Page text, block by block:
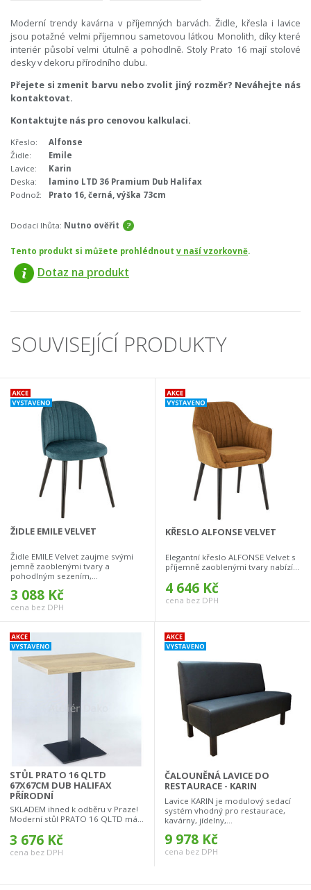
Moderní trendy kavárna v příjemných barvách. Židle, křesla i lavice
jsou potažné velmi příjemnou sametovou látkou Monolith, díky které
interiér působí velmi útulně a pohodlně. Stoly Prato 16 mají stolové
desky v dekoru přírodního dubu.
Přejete si zmenit barvu nebo zvolit jiný rozměr? Neváhejte nás
kontaktovat.
Kontaktujte nás pro cenovou kalkulaci.
Křeslo:
Alfonse
Židle:
Emile
Lavice:
Karin
Deska:
lamino LTD 36 Pramium Dub Halifax
Podnož:
Prato 16, černá, výška 73cm
Dodací lhůta: Nutno ověřit
Tento produkt si můžete prohlédnout v naší vzorkovně.
Dotaz na produkt
SOUVISEJÍCÍ PRODUKTY
ŽIDLE EMILE VELVET
Židle EMILE Velvet zaujme svými
jemně zaoblenými tvary a
pohodlným sezením,...
3 088 Kč
cena bez DPH
KŘESLO ALFONSE VELVET
Elegantní křeslo ALFONSE Velvet s
příjemně zaoblenými tvary nabízí...
4 646 Kč
cena bez DPH
STŮL PRATO 16 QLTD
67X67CM DUB HALIFAX
PŘÍRODNÍ
SKLADEM ihned k odběru v Praze!
Moderní stůl PRATO 16 QLTD má...
3 676 Kč
cena bez DPH
ČALOUNĚNÁ LAVICE DO
RESTAURACE - KARIN
Lavice KARIN je modulový sedací
systém vhodný pro restaurace,
kavárny, jídelny,...
9 978 Kč
cena bez DPH